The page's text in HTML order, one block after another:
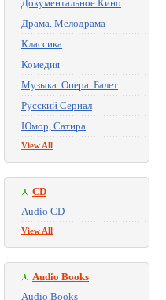
Документальное Кино
Драма. Мелодрама
Классика
Комедия
Музыка. Опера. Балет
Русский Сериал
Юмор, Сатира
View All
CD
Audio CD
View All
Audio Books
Audio Books